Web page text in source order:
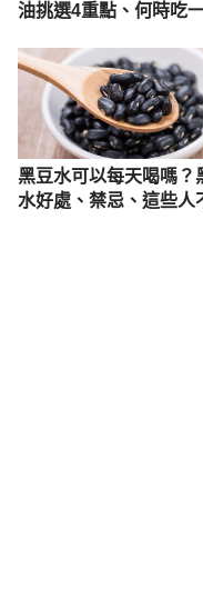
https://
油挑選4重點、何時吃
黑豆水可以每天喝嗎？
水好處、禁忌、這些人